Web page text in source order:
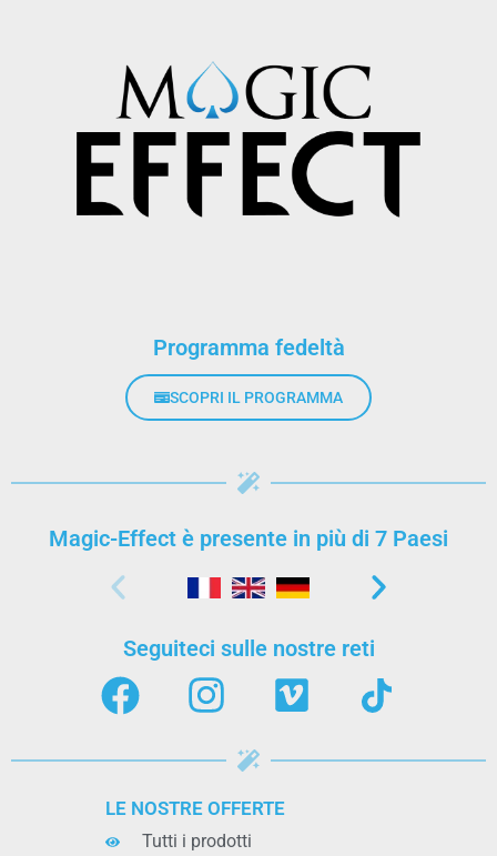
Programma fedeltà
SCOPRI IL PROGRAMMA
Magic-Effect è presente in più di 7 Paesi
Seguiteci sulle nostre reti
LE NOSTRE OFFERTE
Tutti i prodotti